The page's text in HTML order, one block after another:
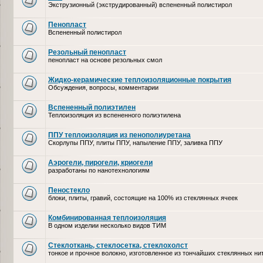
Экструзионный (экструдированный) вспененный полистирол
Пенопласт
Вспененный полистирол
Резольный пенопласт
пенопласт на основе резольных смол
Жидко-керамические теплоизоляционные покрытия
Обсуждения, вопросы, комментарии
Вспененный полиэтилен
Теплоизоляция из вспененного полиэтилена
ППУ теплоизоляция из пенополиуретана
Скорлупы ППУ, плиты ППУ, напыление ППУ, заливка ППУ
Аэрогели, пирогели, криогели
разработаны по нанотехнологиям
Пеностекло
блоки, плиты, гравий, состоящие на 100% из стеклянных ячеек
Комбинированная теплоизоляция
В одном изделии несколько видов ТИМ
Стеклоткань, стеклосетка, cтеклохолст
тонкое и прочное волокно, изготовленное из тончайших стеклянных